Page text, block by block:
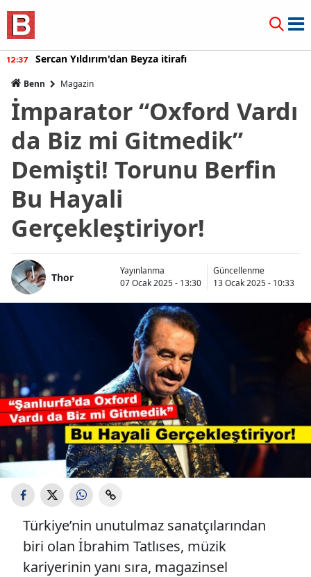
12:20 Burcu Özberk geri döndü!
Benn Magazin
İmparator “Oxford Vardı
da Biz mi Gitmedik”
Demişti! Torunu Berfin
Bu Hayali
Gerçekleştiriyor!
Thor
Yayınlanma
07 Ocak 2025 - 13:30
Güncellenme
13 Ocak 2025 - 10:33
Türkiye’nin unutulmaz sanatçılarından
biri olan İbrahim Tatlıses, müzik
kariyerinin yanı sıra, magazinsel